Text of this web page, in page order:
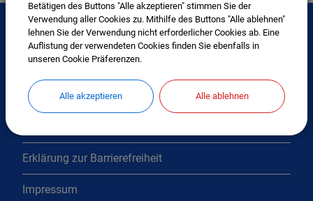
Interessante Links
Kontakt
Erklärung zur Barrierefreiheit
Impressum
Betätigen des Buttons "Alle akzeptieren" stimmen Sie der
Verwendung aller Cookies zu. Mithilfe des Buttons "Alle ablehnen"
lehnen Sie der Verwendung nicht erforderlicher Cookies ab. Eine
Auflistung der verwendeten Cookies finden Sie ebenfalls in
unseren Cookie Präferenzen.
Alle akzeptieren Alle ablehnen